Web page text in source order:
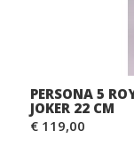
PERSONA 5
JOKER 22 CM
€ 119,00